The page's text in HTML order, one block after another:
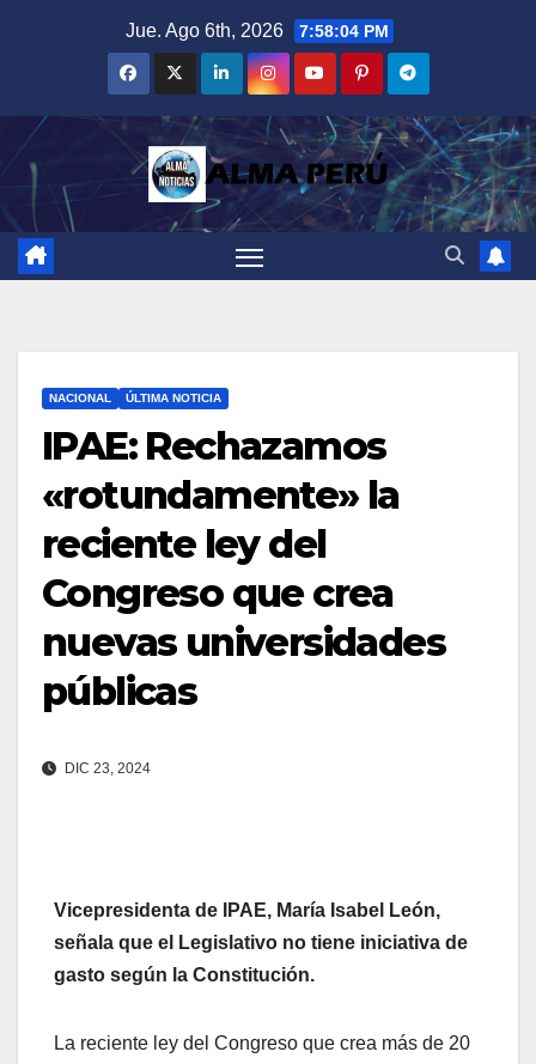
Jue. Ago 6th, 2026 7:58:05 PM
NACIONAL ÚLTIMA NOTICIA
IPAE: Rechazamos
«rotundamente» la
reciente ley del
Congreso que crea
nuevas universidades
públicas
DIC 23, 2024
Vicepresidenta de IPAE, María Isabel León,
señala que el Legislativo no tiene iniciativa de
gasto según la Constitución.
La reciente ley del Congreso que crea más de 20